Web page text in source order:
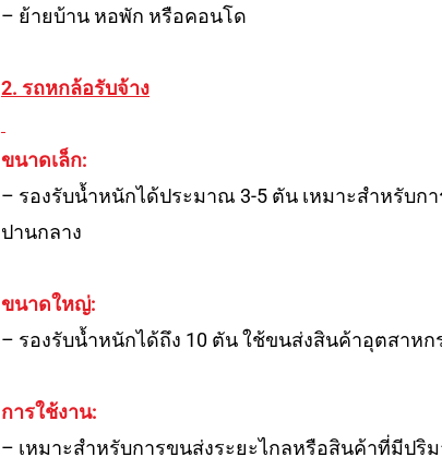
– ย้ายบ้าน หอพัก หรือคอนโด
2. รถหกล้อรับจ้าง
ขนาดเล็ก:
– รองรับน้ำหนักได้ประมาณ 3-5 ตัน เหมาะสำหรับ
ปานกลาง
ขนาดใหญ่:
– รองรับน้ำหนักได้ถึง 10 ตัน ใช้ขนส่งสินค้าอุตสาห
การใช้งาน:
– เหมาะสำหรับการขนส่งระยะไกลหรือสินค้าที่มีปริ